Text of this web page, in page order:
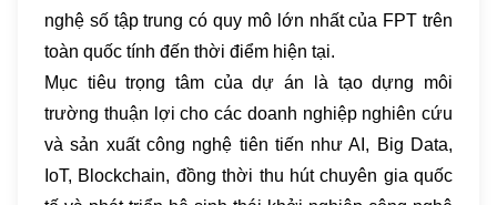
nghệ số tập trung có quy mô lớn nhất của FPT trên
toàn quốc tính đến thời điểm hiện tại.
Mục tiêu trọng tâm của dự án là tạo dựng môi
trường thuận lợi cho các doanh nghiệp nghiên cứu
và sản xuất công nghệ tiên tiến như AI, Big Data,
IoT, Blockchain, đồng thời thu hút chuyên gia quốc